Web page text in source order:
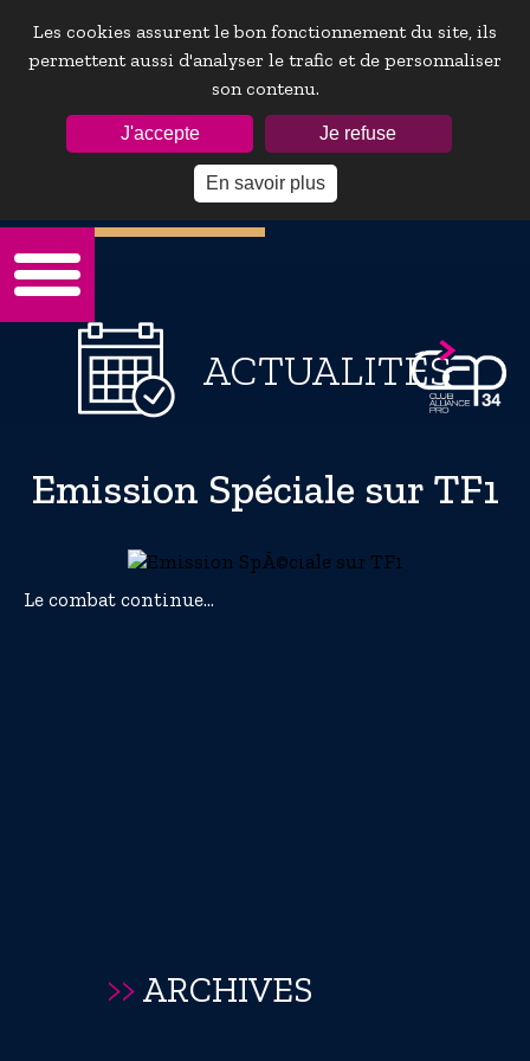
Les cookies assurent le bon fonctionnement du site, ils
permettent aussi d'analyser le trafic et de personnaliser
son contenu.
J'accepte Je refuse
En savoir plus
Mot de passe oublie ?
ACTUALITÉS
Emission Spéciale sur TF1
Le combat continue...
>>ARCHIVES